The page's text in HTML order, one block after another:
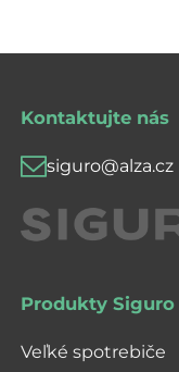
Kontaktujte nás
siguro@alza.cz
Produkty Siguro
Veľké spotrebiče